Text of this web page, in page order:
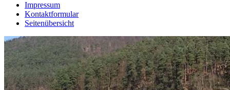
Impressum
Kontaktformular
Seitenübersicht